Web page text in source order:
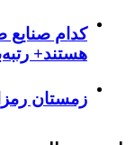
کدام
هستند+ رتبه‌بندی ۴۸
زمستان